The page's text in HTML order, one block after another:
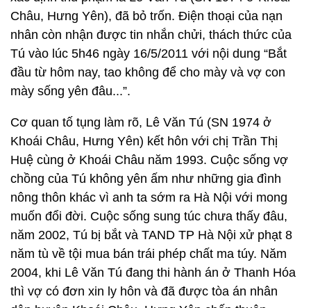
Châu, Hưng Yên), đã bỏ trốn. Điện thoại của nạn
nhân còn nhận được tin nhắn chửi, thách thức của
Tú vào lúc 5h46 ngày 16/5/2011 với nội dung “Bắt
đầu từ hôm nay, tao không để cho mày và vợ con
mày sống yên đâu...”.
Cơ quan tố tụng làm rõ, Lê Văn Tú (SN 1974 ở
Khoái Châu, Hưng Yên) kết hôn với chị Trần Thị
Huệ cùng ở Khoái Châu năm 1993. Cuộc sống vợ
chồng của Tú không yên ấm như những gia đình
nông thôn khác vì anh ta sớm ra Hà Nội với mong
muốn đổi đời. Cuộc sống sung túc chưa thấy đâu,
năm 2002, Tú bị bắt và TAND TP Hà Nội xử phạt 8
năm tù về tội mua bán trái phép chất ma túy. Năm
2004, khi Lê Văn Tú đang thi hành án ở Thanh Hóa
thì vợ có đơn xin ly hôn và đã được tòa án nhân